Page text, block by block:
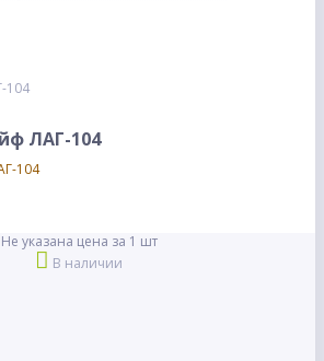
104
ЛАГ-104
Не указана цена за 1 шт
В наличии